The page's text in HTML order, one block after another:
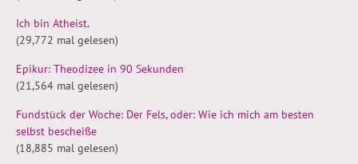
Ich bin Atheist.
(29,772 mal gelesen)
Epikur: Theodizee in 90 Sekunden
(21,564 mal gelesen)
Fundstück der Woche: Der Fels, oder: Wie ich mich am besten
selbst bescheiße
(18,885 mal gelesen)